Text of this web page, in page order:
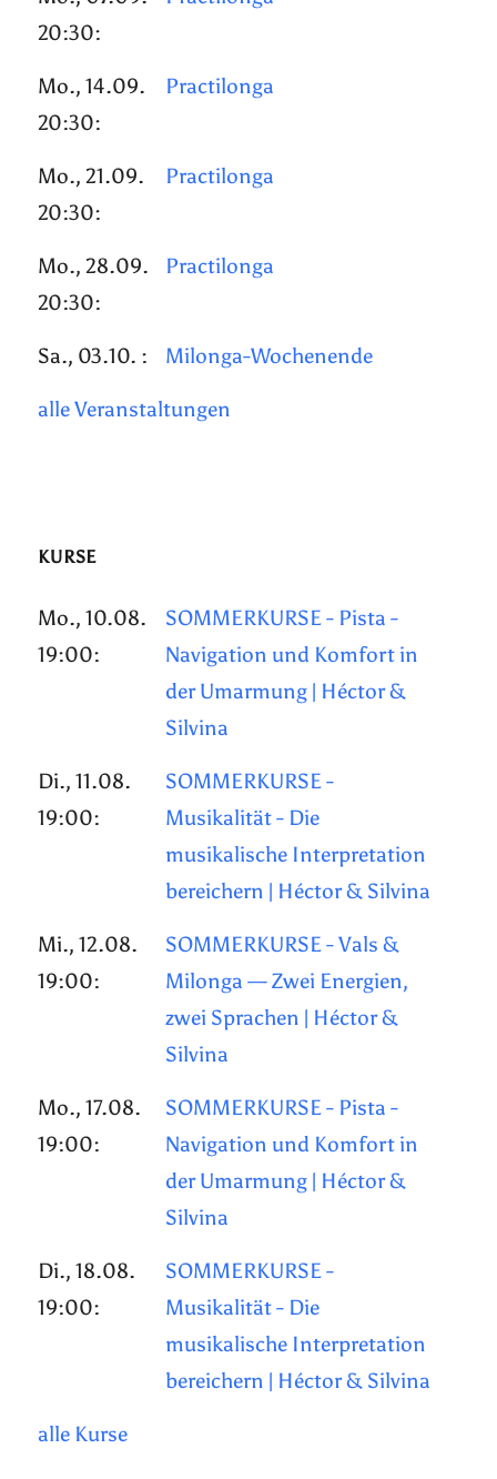
20:30:
Mo., 14.09.
20:30:
Practilonga
Mo., 21.09.
20:30:
Practilonga
Mo., 28.09.
20:30:
Practilonga
Sa., 03.10. : Milonga-Wochenende
alle Veranstaltungen
KURSE
Mo., 10.08.
19:00:
SOMMERKURSE - Pista -
Navigation und Komfort in
der Umarmung | Héctor &
Silvina
Di., 11.08.
19:00:
SOMMERKURSE -
Musikalität - Die
musikalische Interpretation
bereichern | Héctor & Silvina
Mi., 12.08.
19:00:
SOMMERKURSE - Vals &
Milonga — Zwei Energien,
zwei Sprachen | Héctor &
Silvina
Mo., 17.08.
19:00:
SOMMERKURSE - Pista -
Navigation und Komfort in
der Umarmung | Héctor &
Silvina
Di., 18.08.
19:00:
SOMMERKURSE -
Musikalität - Die
musikalische Interpretation
bereichern | Héctor & Silvina
alle Kurse